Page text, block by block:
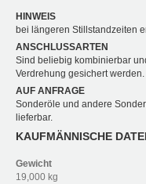
HINWEIS
bei längeren Stillstandzeiten
ANSCHLUSSARTEN
Sind beliebig kombinierbar
Verdrehung gesichert werden.
AUF ANFRAGE
Sonderöle und andere
lieferbar.
KAUFMÄNNISCHE
Gewicht
19,000 kg